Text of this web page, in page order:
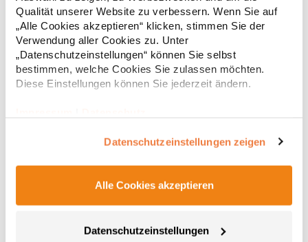
Qualität unserer Website zu verbessern. Wenn Sie auf
„Alle Cookies akzeptieren“ klicken, stimmen Sie der
Verwendung aller Cookies zu. Unter
„Datenschutzeinstellungen“ können Sie selbst
bestimmen, welche Cookies Sie zulassen möchten.
Diese Einstellungen können Sie jederzeit ändern.
Datenschutzeinstellungen zeigen
Alle Cookies akzeptieren
Datenschutzeinstellungen
Compliance Ltd. Ground Floor 71 Lower Baggot Street Dublin
D02 P593 Irland Kontakt: www.arccompliance.com
* Preise inkl. gesetzlicher Mwst. +Versandkosten *
TJ7022 Tee Jays Langarmshirt Schnelltrocknend
CoolDry-Mikropolyester Flatlock-Naht Sportliche Passform